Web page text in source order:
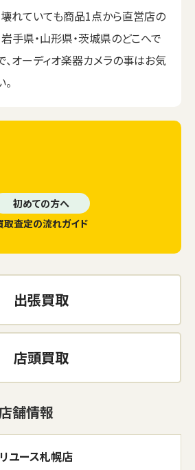
壊れていても商品1点から直営店の
手県・山形県・茨城県のどこへで
、オーディオ楽器カメラの事はお気
初めての方へ
取査定の流れガイド
出張買取
店頭買取
舗情報
ユース札幌店